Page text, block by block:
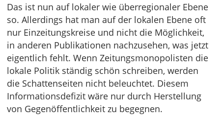
Das ist nun auf lokaler wie überregionaler Ebene
so. Allerdings hat man auf der lokalen Ebene oft
nur Einzeitungskreise und nicht die Möglichkeit,
in anderen Publikationen nachzusehen, was jetzt
eigentlich fehlt. Wenn Zeitungsmonopolisten die
lokale Politik ständig schön schreiben, werden
die Schattenseiten nicht beleuchtet. Diesem
Informationsdefizit wäre nur durch Herstellung
von Gegenöffentlichkeit zu begegnen.